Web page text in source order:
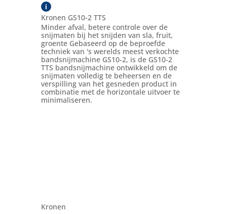
i
Kronen GS10-2 TTS
Minder afval, betere controle over de
snijmaten bij het snijden van sla, fruit,
groente Gebaseerd op de beproefde
techniek van 's werelds meest verkochte
bandsnijmachine GS10-2, is de GS10-2
TTS bandsnijmachine ontwikkeld om de
snijmaten volledig te beheersen en de
verspilling van het gesneden product in
combinatie met de horizontale uitvoer te
minimaliseren.
Kronen